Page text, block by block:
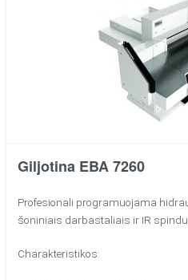
Giljotina EBA 7260
Profesionali programuojama
šoniniais darbastaliais ir IR
Charakteristikos: